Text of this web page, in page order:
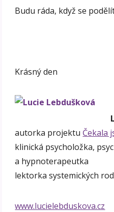
Budu ráda, když se
Krásný den
autorka projektu Čekala
klinická psycholožka,
a hypnoterapeutka
lektorka systemických
www.lucielebduskova.cz